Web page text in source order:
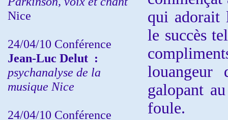
Nice
24/04/10 Conférence
Jean-Luc Delut :
psychanalyse de la
musique Nice
24/04/10 Conférence
qui adorait
le succès
louangeur
galopant
foule.